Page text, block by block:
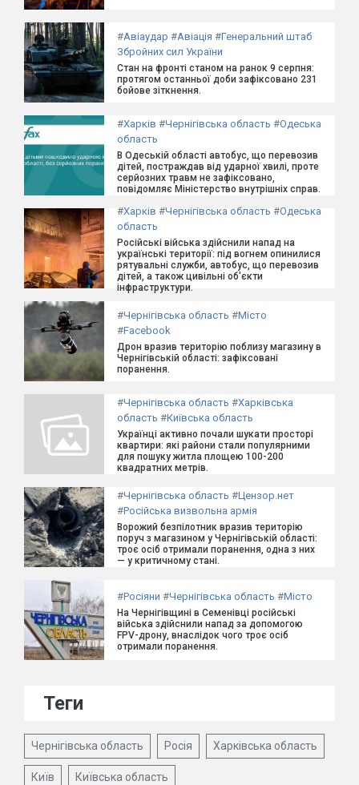
#Авіаудар #Авіація #Генеральний штаб
Збройних сил України
Стан на фронті станом на ранок 9 серпня:
протягом останньої доби зафіксовано 231
бойове зіткнення.
#Харків #Чернігівська область #Одеська
область
В Одеській області автобус, що перевозив
дітей, постраждав від ударної хвилі, проте
серйозних травм не зафіксовано,
повідомляє Міністерство внутрішніх справ.
#Харків #Чернігівська область #Одеська
область
Російські війська здійснили напад на
українські території: під вогнем опинилися
рятувальні служби, автобус, що перевозив
дітей, а також цивільні об'єкти
інфраструктури.
#Чернігівська область #Місто
#Facebook
Дрон вразив територію поблизу магазину в
Чернігівській області: зафіксовані
поранення.
#Чернігівська область #Харківська
область #Київська область
Українці активно почали шукати просторі
квартири: які райони стали популярними
для пошуку житла площею 100-200
квадратних метрів.
#Чернігівська область #Цензор.нет
#Російська визвольна армія
Ворожий безпілотник вразив територію
поруч з магазином у Чернігівській області:
троє осіб отримали поранення, одна з них
— у критичному стані.
#Росіяни #Чернігівська область #Місто
На Чернігівщині в Семенівці російські
війська здійснили напад за допомогою
FPV-дрону, внаслідок чого троє осіб
отримали поранення.
Теги
Чернігівська область Росія Харківська область
Київ Київська область